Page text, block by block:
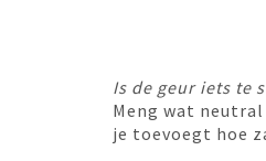
Is de geur iets te
Meng wat
je toevoegt hoe